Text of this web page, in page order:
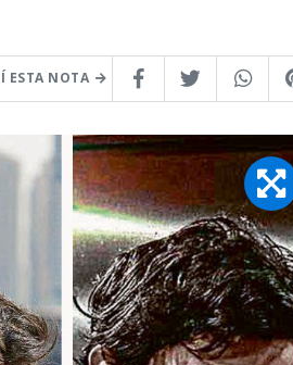
ESTA NOTA